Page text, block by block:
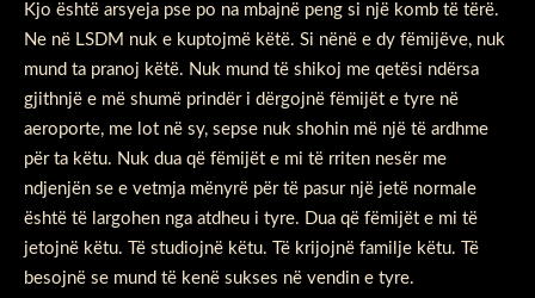
Kjo është arsyeja pse po na mbajnë peng si një komb të tërë.
Ne në LSDM nuk e kuptojmë këtë. Si nënë e dy fëmijëve, nuk
mund ta pranoj këtë. Nuk mund të shikoj me qetësi ndërsa
gjithnjë e më shumë prindër i dërgojnë fëmijët e tyre në
aeroporte, me lot në sy, sepse nuk shohin më një të ardhme
për ta këtu. Nuk dua që fëmijët e mi të rriten nesër me
ndjenjën se e vetmja mënyrë për të pasur një jetë normale
është të largohen nga atdheu i tyre. Dua që fëmijët e mi të
jetojnë këtu. Të studiojnë këtu. Të krijojnë familje këtu. Të
besojnë se mund të kenë sukses në vendin e tyre.